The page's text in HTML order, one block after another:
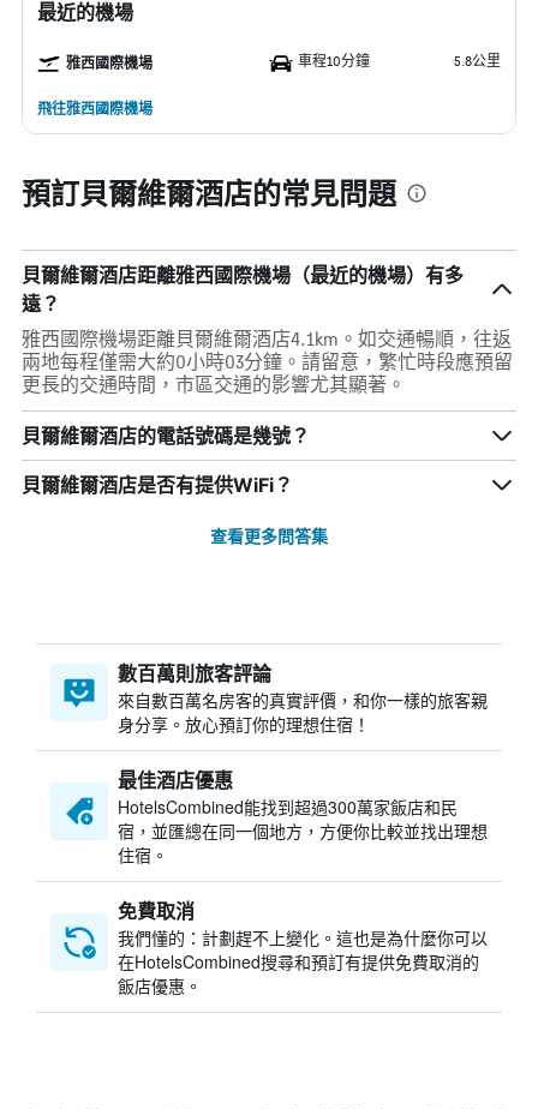
最近的機場
雅西國際機場 車程10分鐘 5.8公里
飛往雅西國際機場
預訂貝爾維爾酒店的常見問題
貝爾維爾酒店距離雅西國際機場（最近的機場）有多
遠？
雅西國際機場距離貝爾維爾酒店4.1km。如交通暢順，往返
兩地每程僅需大約0小時03分鐘。請留意，繁忙時段應預留
更長的交通時間，市區交通的影響尤其顯著。
貝爾維爾酒店的電話號碼是幾號？
貝爾維爾酒店是否有提供WiFi？
查看更多問答集
數百萬則旅客評論
來自數百萬名房客的真實評價，和你一樣的旅客親
身分享。放心預訂你的理想住宿！
最佳酒店優惠
HotelsCombined​能找到超過300萬家飯店和民
宿，並匯總在同一個地方，方便你比較並找出理想
住宿。
免費取消
我們懂的：計劃趕不上變化。這也是為什麼你可以
在HotelsCombined搜尋和預訂有提供免費取消的
飯店優惠。